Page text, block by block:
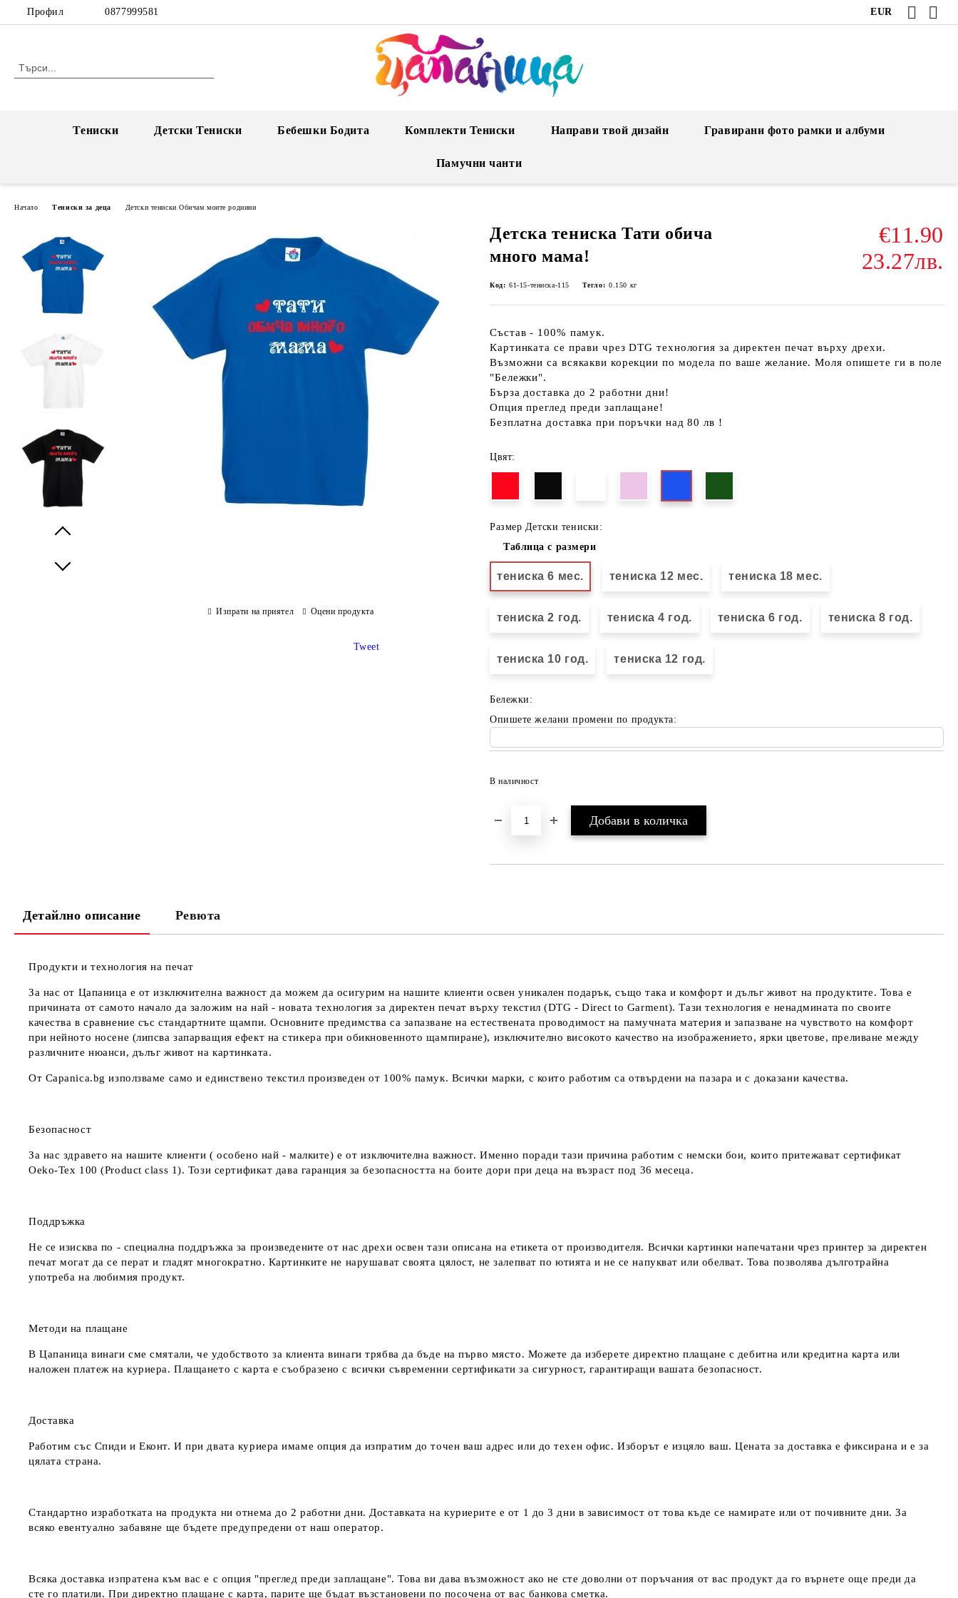
Профил 0877999581 EUR
Тениски Детски Тениски Бебешки Бодита Комплекти Тениски Направи твой дизайн Гравирани фото рамки и албуми
Памучни чанти
Начало Тениски за деца Детски тениски Обичам моите роднини
Детска тениска Тати обича
много мама!
€11.90
23.27лв.
Код: 61-15-тениска-115 Тегло: 0.150 кг
Състав - 100% памук.
Картинката се прави чрез DTG технология за директен печат върху дрехи.
Възможни са всякакви корекции по модела по ваше желание. Моля опишете ги в поле
"Бележки".
Бърза доставка до 2 работни дни!
Опция преглед преди заплащане!
Безплатна доставка при поръчки над 80 лв !
Цвят:
Размер Детски тениски:
Таблица с размери
тениска 6 мес. тениска 12 мес. тениска 18 мес.
тениска 2 год. тениска 4 год. тениска 6 год. тениска 8 год.
тениска 10 год. тениска 12 год.
Бележки:
Опишете желани промени по продукта:
В наличност
Изпрати на приятел Оцени продукта
Tweet
Детайлно описание Ревюта
Продукти и технология на печат
За нас от Цапаница е от изключителна важност да можем да осигурим на нашите клиенти освен уникален подарък, също така и комфорт и дълъг живот на продуктите. Това е
причината от самото начало да заложим на най - новата технология за директен печат върху текстил (DTG - Direct to Garment). Тази технология е ненадмината по своите
качества в сравнение със стандартните щампи. Основните предимства са запазване на естествената проводимост на памучната материя и запазване на чувството на комфорт
при нейното носене (липсва запарващия ефект на стикера при обикновенното щампиране), изключително високото качество на изображението, ярки цветове, преливане между
различните нюанси, дълъг живот на картинката.
От Capanica.bg използваме само и единствено текстил произведен от 100% памук. Всички марки, с които работим са отвърдени на пазара и с доказани качества.
Безопасност
За нас здравето на нашите клиенти ( особено най - малките) е от изключителна важност. Именно поради тази причина работим с немски бои, които притежават сертификат
Oeko-Tex 100 (Product class 1). Този сертификат дава гаранция за безопасността на боите дори при деца на възраст под 36 месеца.
Поддръжка
Не се изисква по - специална поддръжка за произведените от нас дрехи освен тази описана на етикета от производителя. Всички картинки напечатани чрез принтер за директен
печат могат да се перат и гладят многократно. Картинките не нарушават своята цялост, не залепват по ютията и не се напукват или обелват. Това позволява дълготрайна
употреба на любимия продукт.
Методи на плащане
В Цапаница винаги сме смятали, че удобството за клиента винаги трябва да бъде на първо място. Можете да изберете директно плащане с дебитна или кредитна карта или
наложен платеж на куриера. Плащането с карта е съобразено с всички съвременни сертификати за сигурност, гарантиращи вашата безопасност.
Доставка
Работим със Спиди и Еконт. И при двата куриера имаме опция да изпратим до точен ваш адрес или до техен офис. Изборът е изцяло ваш. Цената за доставка е фиксирана и е за
цялата страна.
Стандартно изработката на продукта ни отнема до 2 работни дни. Доставката на куриерите е от 1 до 3 дни в зависимост от това къде се намирате или от почивните дни. За
всяко евентуално забавяне ще бъдете предупредени от наш оператор.
Всяка доставка изпратена към вас е с опция "преглед преди заплащане". Това ви дава възможност ако не сте доволни от поръчания от вас продукт да го върнете още преди да
сте го платили. При директно плащане с карта, парите ще бъдат възстановени по посочена от вас банкова сметка.